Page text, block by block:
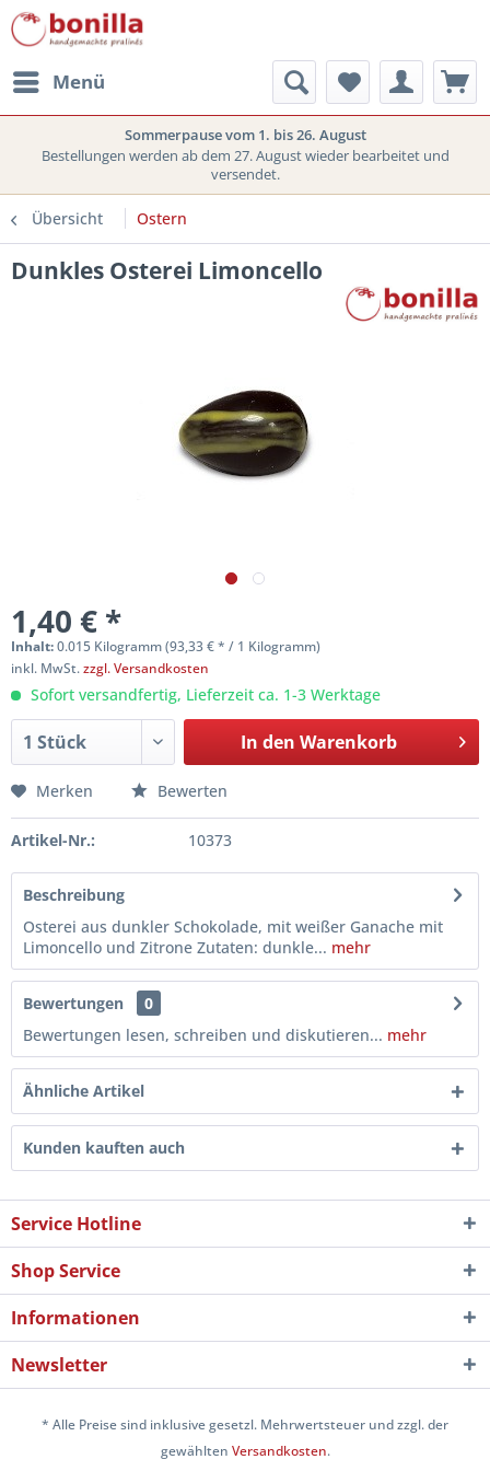
Menü
Sommerpause vom 1. bis 26. August
Bestellungen werden ab dem 27. August wieder bearbeitet und
versendet.
Übersicht Ostern
Dunkles Osterei Limoncello
1,40 € *
Inhalt:0.015 Kilogramm (93,33 € * / 1 Kilogramm)
inkl. MwSt.zzgl. Versandkosten
Sofort versandfertig, Lieferzeit ca. 1-3 Werktage
In den Warenkorb
Merken Bewerten
Artikel-Nr.: 10373
Beschreibung
Osterei aus dunkler Schokolade, mit weißer Ganache mit
Limoncello und Zitrone Zutaten: dunkle... mehr
Bewertungen
0
Bewertungen lesen, schreiben und diskutieren... mehr
Ähnliche Artikel
Kunden kauften auch
Service Hotline
Shop Service
Informationen
Newsletter
* Alle Preise sind inklusive gesetzl. Mehrwertsteuer und zzgl. der
gewählten Versandkosten.